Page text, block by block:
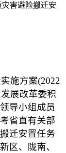
害避险搬迁安
施方案(2022
展改革委积
导小组成员
省直有关部
迁安置任务
区、陇南、